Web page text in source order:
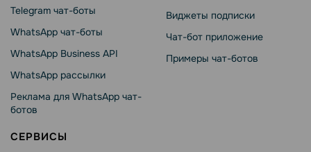
Telegram чат-боты
WhatsApp чат-боты
WhatsApp Business API
WhatsApp рассылки
Реклама для WhatsApp чат-
ботов
Виджеты подписки
Чат-бот приложение
Примеры чат-ботов
СЕРВИСЫ